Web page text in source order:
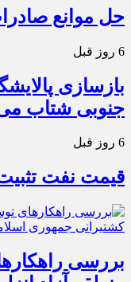
حل موانع
6 روز قبل
بازسازی
جنوبی شتاب
6 روز قبل
قیمت نفت
بررسی